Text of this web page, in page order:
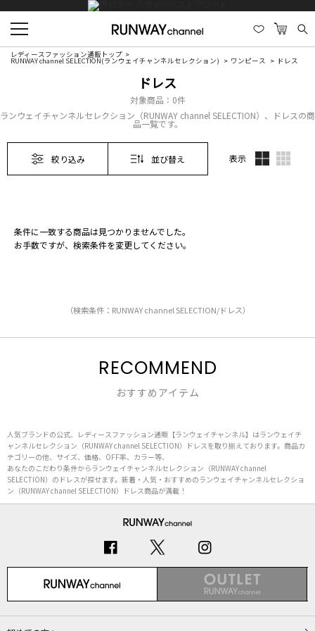
レディースファッション通販トップ
RUNWAY channel SELECTION(ランウェイチャンネルセレクション) ワンピース ドレス
ドレス
対象商品： 0件
ランウェイチャンネルセレクション（RUNWAY channel SELECTION）、ドレスの商
品一覧です。
絞り込み 並び替え 表示
条件に一致する商品は見つかりませんでした。
お手数ですが、検索条件を変更してください。
（検索条件：RUNWAY channel SELECTION/ドレス）
RECOMMEND
おすすめアイテム
人気ブランドの公式、レディースファッション通販【ランウェイチャンネル】はランウェイチ
ャンネルセレクション（RUNWAY channel SELECTION）ドレスを取り揃えております。商品カ
テゴリーの他、サイズ、価格、OFF率、カラー等、
あなたのこだわり条件からランウェイチャンネルセレクション（RUNWAY channel
SELECTION）のドレスが探せます。新着・人気・おすすめのランウェイチャンネルセレクショ
ン（RUNWAY channel SELECTION）ドレス商品が満載！